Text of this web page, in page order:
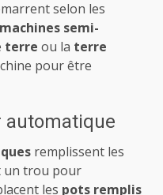
selon les
machines semi-
terre ou la terre
pour être
automatique
remplissent les
un trou pour
les pots remplis